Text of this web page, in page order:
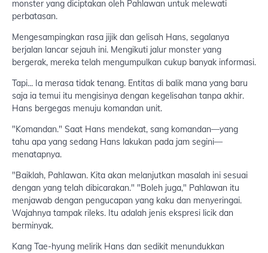
monster yang diciptakan oleh Pahlawan untuk melewati
perbatasan.
Mengesampingkan rasa jijik dan gelisah Hans, segalanya
berjalan lancar sejauh ini. Mengikuti jalur monster yang
bergerak, mereka telah mengumpulkan cukup banyak informasi.
Tapi... Ia merasa tidak tenang. Entitas di balik mana yang baru
saja ia temui itu mengisinya dengan kegelisahan tanpa akhir.
Hans bergegas menuju komandan unit.
"Komandan." Saat Hans mendekat, sang komandan—yang
tahu apa yang sedang Hans lakukan pada jam segini—
menatapnya.
"Baiklah, Pahlawan. Kita akan melanjutkan masalah ini sesuai
dengan yang telah dibicarakan." "Boleh juga," Pahlawan itu
menjawab dengan pengucapan yang kaku dan menyeringai.
Wajahnya tampak rileks. Itu adalah jenis ekspresi licik dan
berminyak.
Kang Tae-hyung melirik Hans dan sedikit menundukkan